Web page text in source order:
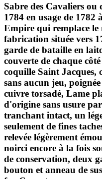
Sabre des Cavaliers ou
1784 en usage de
Empire qui remplace le
fabrication située vers
garde de bataille en
couverte de chaque
coquille Saint Jacques,
sans aucun jeu,
cuivre torsadé, Lame
d'origine sans usure
tranchant intact, un
seulement de fines
relevée légèrement
noirci encore à la fois
de conservation, deux
bouton et anneau de